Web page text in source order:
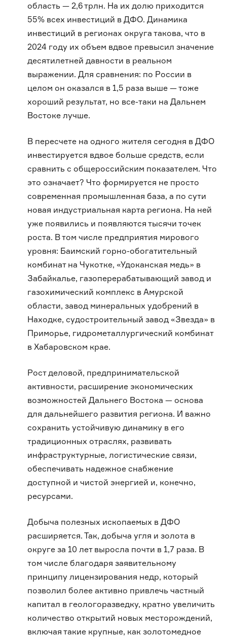
область — 2,6 трлн. На их долю приходится
55% всех инвестиций в ДФО. Динамика
инвестиций в регионах округа такова, что в
2024 году их объем вдвое превысил значение
десятилетней давности в реальном
выражении. Для сравнения: по России в
целом он оказался в 1,5 раза выше — тоже
хороший результат, но все-таки на Дальнем
Востоке лучше.
В пересчете на одного жителя сегодня в ДФО
инвестируется вдвое больше средств, если
сравнить с общероссийским показателем. Что
это означает? Что формируется не просто
современная промышленная база, а по сути
новая индустриальная карта региона. На ней
уже появились и появляются тысячи точек
роста. В том числе предприятия мирового
уровня: Баимский горно-обогатительный
комбинат на Чукотке, «Удоканская медь» в
Забайкалье, газоперерабатывающий завод и
газохимический комплекс в Амурской
области, завод минеральных удобрений в
Находке, судостроительный завод «Звезда» в
Приморье, гидрометаллургический комбинат
в Хабаровском крае.
Рост деловой, предпринимательской
активности, расширение экономических
возможностей Дальнего Востока — основа
для дальнейшего развития региона. И важно
сохранить устойчивую динамику в его
традиционных отраслях, развивать
инфраструктурные, логистические связи,
обеспечивать надежное снабжение
доступной и чистой энергией и, конечно,
ресурсами.
Добыча полезных ископаемых в ДФО
расширяется. Так, добыча угля и золота в
округе за 10 лет выросла почти в 1,7 раза. В
том числе благодаря заявительному
принципу лицензирования недр, который
позволил более активно привлечь частный
капитал в геологоразведку, кратно увеличить
количество открытий новых месторождений,
включая такие крупные, как золотомедное